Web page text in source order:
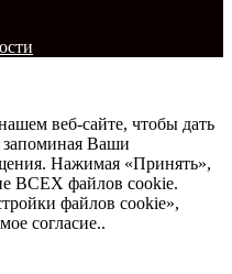
веб-сайте, чтобы дать
запоминая Ваши
Нажимая «Принять»,
ВСЕХ файлов cookie.
файлов cookie»,
согласие..